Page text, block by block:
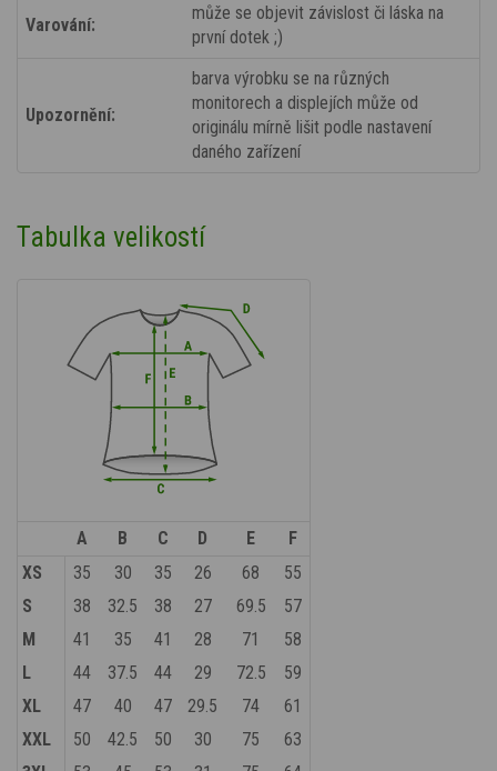
Varování:
může se objevit závislost či láska na
první dotek ;)
Upozornění:
barva výrobku se na různých
monitorech a displejích může od
originálu mírně lišit podle nastavení
daného zařízení
Tabulka velikostí
A B C D E
F
XS
35 30 35 26 68
55
S
38 32.5 38 27 69.5
57
M
41 35 41 28 71
58
L
44 37.5 44 29 72.5
59
XL
47 40 47 29.5 74
61
XXL
50 42.5 50 30 75
63